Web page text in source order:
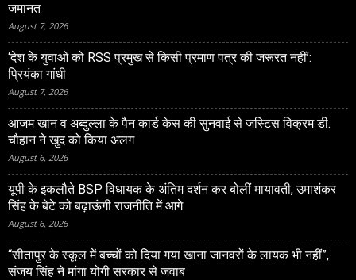
जमानत
August 7, 2026
‘देश के युवाओं को RSS प्रमुख से किसी प्रमाण पत्र की जरूरत नहीं’:
प्रियंका गांधी
August 7, 2026
आजम खान व अब्दुल्ला के पैन कार्ड केस की सुनवाई से जस्टिस विक्रम डी.
चौहान ने खुद को किया अलग
August 6, 2026
यूपी के इकलौते BSP विधायक के अंतिम दर्शन कर बोलीं मायावती, उमाशंकर
सिंह के बेटे को बढ़ाऊंगी राजनीति में आगे
August 6, 2026
“सीतापुर के स्‍कूल में बच्‍चों को दिया गया खाना जानवरों के लायक भी नहीं”,
संजय सिंह ने मांगा योगी सरकार से जवाब